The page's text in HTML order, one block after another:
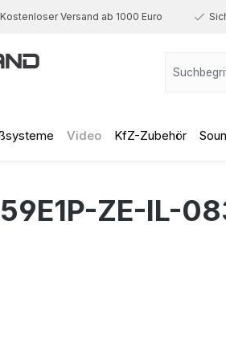
Kostenloser Versand ab 1000 Euro
Video KfZ-Zubehör
ZE-IL-